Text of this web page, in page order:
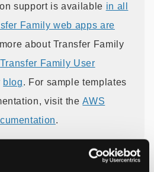
support is available in all
Family web apps are
about Transfer Family
Transfer Family User
blog. For sample templates
visit theAWS
.